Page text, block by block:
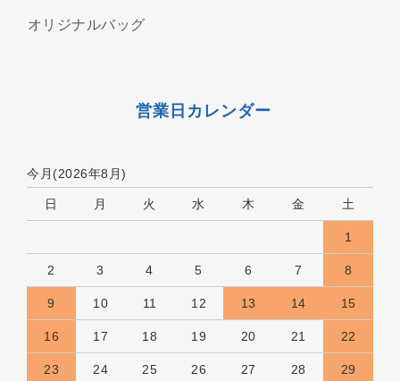
オリジナルバッグ
営業日カレンダー
今月(2026年8月)
日 月 火 水 木 金 土
1
2 3 4 5 6 7 8
9 10 11 12 13 14 15
16 17 18 19 20 21 22
23 24 25 26 27 28 29